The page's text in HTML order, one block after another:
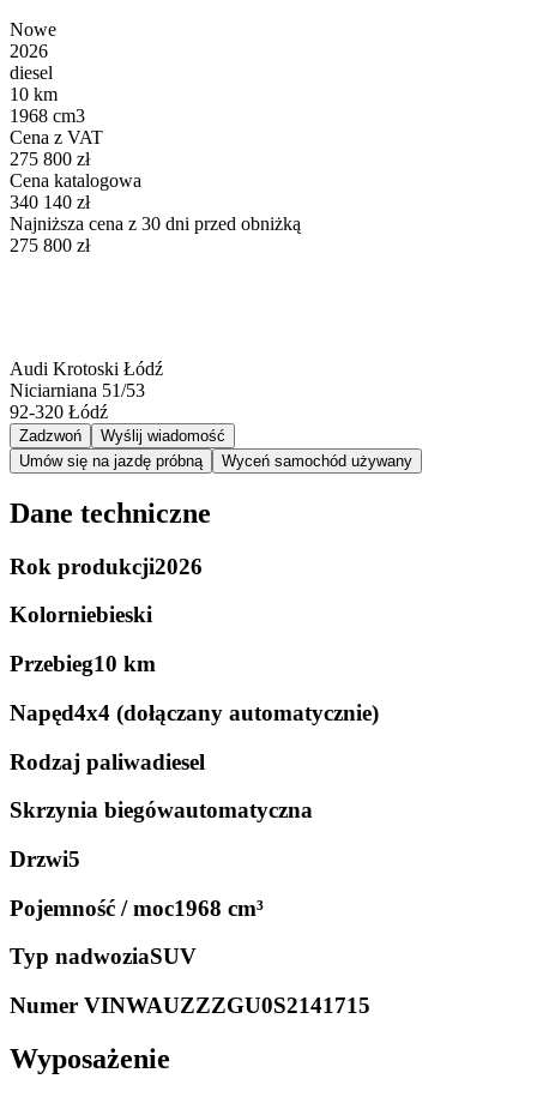
Nowe
2026
diesel
10 km
1968 cm3
Cena z VAT
275 800 zł
Cena katalogowa
340 140 zł
Najniższa cena z 30 dni przed obniżką
275 800 zł
Audi Krotoski Łódź
Niciarniana 51/53
92-320 Łódź
Zadzwoń
Wyślij wiadomość
Umów się na jazdę próbną
Wyceń samochód używany
Dane techniczne
Rok produkcji2026
Kolorniebieski
Przebieg10 km
Napęd4x4 (dołączany automatycznie)
Rodzaj paliwadiesel
Skrzynia biegówautomatyczna
Drzwi5
Pojemność / moc1968 cm³
Typ nadwoziaSUV
Numer VINWAUZZZGU0S2141715
Wyposażenie